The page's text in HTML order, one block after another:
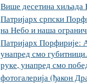
Више десетина хиљада
Патријарх српски
на Небо и наша
Патријарх Порфирије:
унапред смо
руке, унапред смо
фотогалерија (ђакон